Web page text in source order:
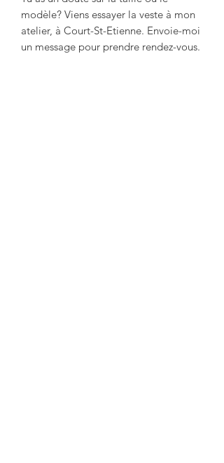
modèle? Viens essayer la veste à mon
atelier, à Court-St-Etienne. Envoie-moi
un message pour prendre rendez-vous.